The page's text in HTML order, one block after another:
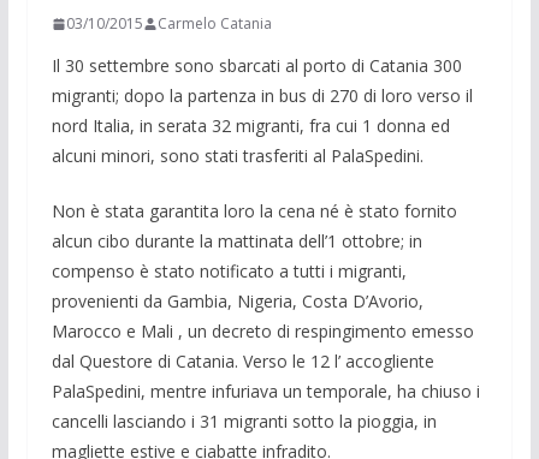
03/10/2015 Carmelo Catania
Il 30 settembre sono sbarcati al porto di Catania 300
migranti; dopo la partenza in bus di 270 di loro verso il
nord Italia, in serata 32 migranti, fra cui 1 donna ed
alcuni minori, sono stati trasferiti al PalaSpedini.
Non è stata garantita loro la cena né è stato fornito
alcun cibo durante la mattinata dell’1 ottobre; in
compenso è stato notificato a tutti i migranti,
provenienti da Gambia, Nigeria, Costa D’Avorio,
Marocco e Mali , un decreto di respingimento emesso
dal Questore di Catania. Verso le 12 l’ accogliente
PalaSpedini, mentre infuriava un temporale, ha chiuso i
cancelli lasciando i 31 migranti sotto la pioggia, in
magliette estive e ciabatte infradito.